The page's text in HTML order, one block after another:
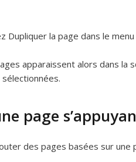
Dupliquer la page dans le
apparaissent alors dans la
page
des pages basées sur une